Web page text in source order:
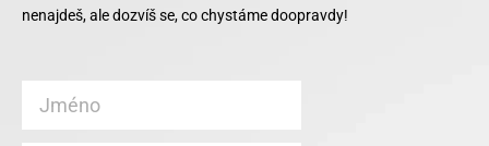
nenajdeš, ale dozvíš se, co chystáme doopravdy!